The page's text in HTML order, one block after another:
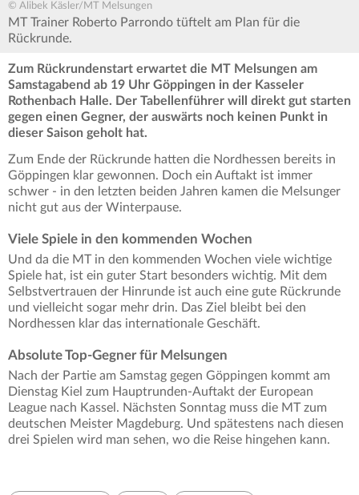
© Alibek Käsler/MT Melsungen
MT Trainer Roberto Parrondo tüftelt am Plan für die
Rückrunde.
Zum Rückrundenstart erwartet die MT Melsungen am
Samstagabend ab 19 Uhr Göppingen in der Kasseler
Rothenbach Halle. Der Tabellenführer will direkt gut starten
gegen einen Gegner, der auswärts noch keinen Punkt in
dieser Saison geholt hat.
Zum Ende der Rückrunde hatten die Nordhessen bereits in
Göppingen klar gewonnen. Doch ein Auftakt ist immer
schwer - in den letzten beiden Jahren kamen die Melsunger
nicht gut aus der Winterpause.
Viele Spiele in den kommenden Wochen
Und da die MT in den kommenden Wochen viele wichtige
Spiele hat, ist ein guter Start besonders wichtig. Mit dem
Selbstvertrauen der Hinrunde ist auch eine gute Rückrunde
und vielleicht sogar mehr drin. Das Ziel bleibt bei den
Nordhessen klar das internationale Geschäft.
Absolute Top-Gegner für Melsungen
Nach der Partie am Samstag gegen Göppingen kommt am
Dienstag Kiel zum Hauptrunden-Auftakt der European
League nach Kassel. Nächsten Sonntag muss die MT zum
deutschen Meister Magdeburg. Und spätestens nach diesen
drei Spielen wird man sehen, wo die Reise hingehen kann.